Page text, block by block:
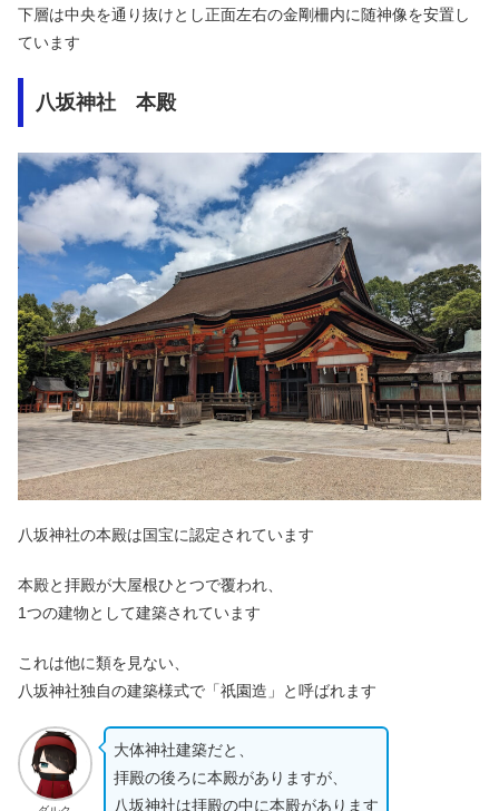
下層は中央を通り抜けとし正面左右の金剛柵内に随神像を安置し
ています
八坂神社 本殿
八坂神社の本殿は国宝に認定されています
本殿と拝殿が大屋根ひとつで覆われ、
1つの建物として建築されています
これは他に類を見ない、
八坂神社独自の建築様式で「祇園造」と呼ばれます
大体神社建築だと、
拝殿の後ろに本殿がありますが、
八坂神社は拝殿の中に本殿があります